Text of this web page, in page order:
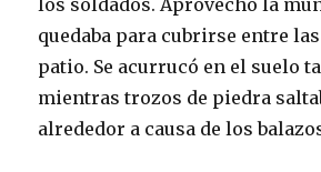
los soldados. Aprovechó la
quedaba para cubrirse entre
patio. Se acurrucó en el suelo
mientras trozos de piedra
alrededor a causa de los